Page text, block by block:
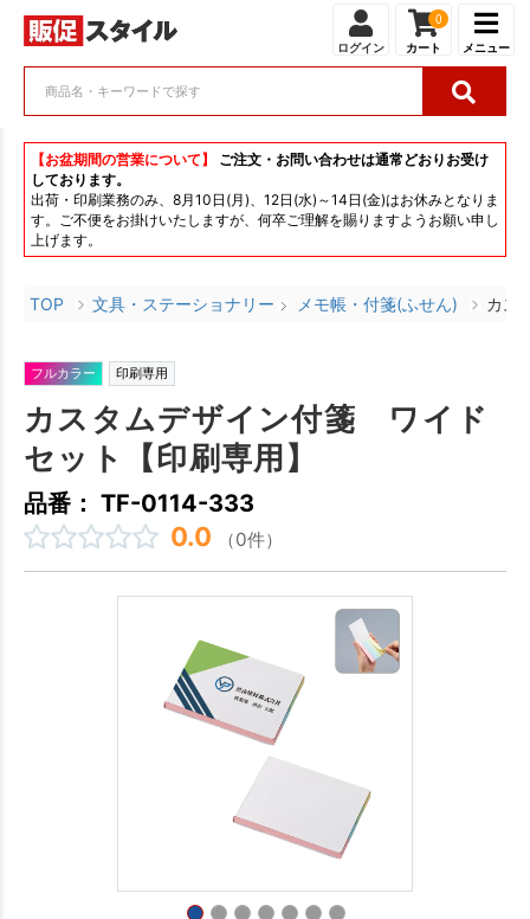
ログイン
0
カート メニュー
【お盆期間の営業について】
ご注文・お問い合わせは通常どおりお受け
しております。
出荷・印刷業務のみ、8月10日(月)、12日(水)～14日(金)はお休みとなりま
す。ご不便をお掛けいたしますが、何卒ご理解を賜りますようお願い申し
上げます。
TOP 文具・ステーショナリー メモ帳・付箋(ふせん) カス
フルカラー 印刷専用
カスタムデザイン付箋 ワイド
セット【印刷専用】
品番： TF-0114-333
0.0 （0件）